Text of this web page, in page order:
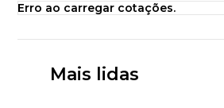
Erro ao carregar cotações.
Mais lidas